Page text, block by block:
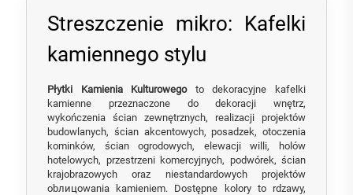
Streszczenie mikro: Kafelki
kamiennego stylu
Płytki Kamienia Kulturowego to dekoracyjne kafelki
kamienne przeznaczone do dekoracji wnętrz,
wykończenia ścian zewnętrznych, realizacji projektów
budowlanych, ścian akcentowych, posadzek, otoczenia
kominków, ścian ogrodowych, elewacji willi, holów
hotelowych, przestrzeni komercyjnych, podwórek, ścian
krajobrazowych oraz niestandardowych projektów
obлицowania kamieniem. Dostępne kolory to rdzawy,